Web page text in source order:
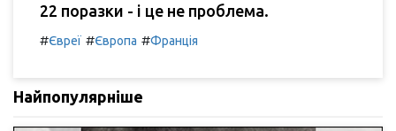
22 поразки - і це не проблема.
#Євреї #Європа #Франція
Найпопулярніше